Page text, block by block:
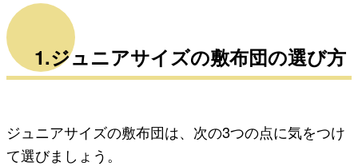
1.ジュニアサイズの敷布団の選び方
ジュニアサイズの敷布団は、次の3つの点に気をつけ
て選びましょう。